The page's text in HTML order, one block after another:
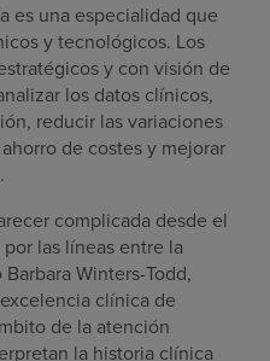
es una especialidad que
y tecnológicos. Los
y con visión de
los datos clínicos,
reducir las variaciones
de costes y mejorar
complicada desde el
las líneas entre la
Winters-Todd,
clínica de
de la atención
la historia clínica